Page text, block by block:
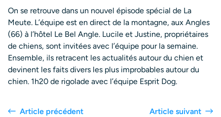
On se retrouve dans un nouvel épisode spécial de La
Meute. L’équipe est en direct de la montagne, aux Angles
(66) à l’hôtel Le Bel Angle. Lucile et Justine, propriétaires
de chiens, sont invitées avec l’équipe pour la semaine.
Ensemble, ils retracent les actualités autour du chien et
devinent les faits divers les plus improbables autour du
chien. 1h20 de rigolade avec l’équipe Esprit Dog.
Article précédent Article suivant